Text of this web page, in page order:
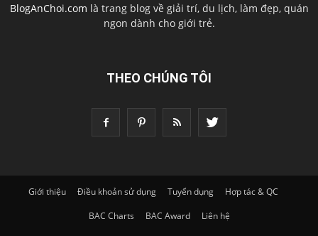
BlogAnChoi.com là trang blog về giải trí, du lịch, làm đẹp, quán
ngon dành cho giới trẻ.
THEO CHÚNG TÔI
Giới thiệu Điều khoản sử dụng Tuyển dụng
Hợp tác & QC
BAC Charts
BAC Award
Liên hệ